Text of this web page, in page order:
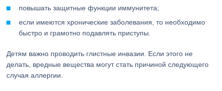
повышать защитные функции иммунитета;
если имеются хронические заболевания, то необходимо
быстро и грамотно подавлять приступы.
Детям важно проводить глистные инвазии. Если этого не
делать, вредные вещества могут стать причиной следующего
случая аллергии.